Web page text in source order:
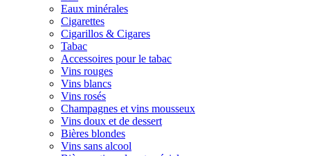
Eaux minérales
Cigarettes
Cigarillos & Cigares
Tabac
Accessoires pour le tabac
Vins rouges
Vins blancs
Vins rosés
Champagnes et vins mousseux
Vins doux et de dessert
Bières blondes
Vins sans alcool